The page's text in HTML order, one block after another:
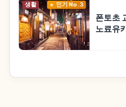
생활 인기 No.3
폰토초
노료유